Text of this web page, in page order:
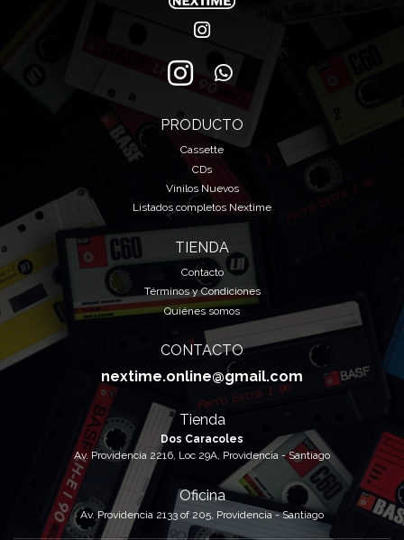
PRODUCTO
Cassette
CDs
Vinilos Nuevos
Listados completos Nextime
TIENDA
Contacto
Términos y Condiciones
Quiénes somos
CONTACTO
nextime.online@gmail.com
Tienda
Dos Caracoles
Av. Providencia 2216, Loc 29A, Providencia - Santiago
Oficina
Av. Providencia 2133 of 205, Providencia - Santiago